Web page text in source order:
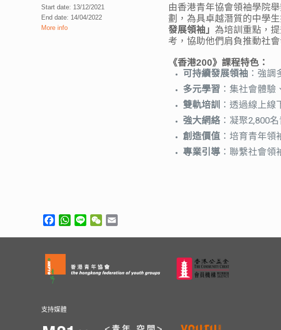
Start date: 13/12/2021
End date: 14/04/2022
More info
由香港青年協會領袖學院
劃，為具卓越潛質的中學
發展領袖」 為培訓重點，
考，協助他們肩負推動社會
《香港200》課程特色：
可持續發展領袖 ：強
多元學習 ：集社會體
雙軌培訓 ：透過線上
強大網絡：凝聚2,800
創造價值：培育青年領
專業引導：聯繫社會領
FacebookWhatsApp
Line WeChat
支持媒體